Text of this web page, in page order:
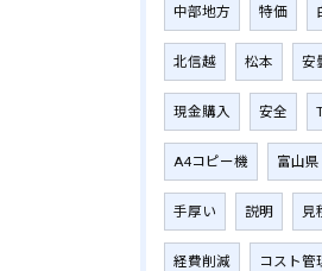
中部地方 特価
北信越 松本 安
現金購入 安全
A4コピー機 富山県
手厚い 説明 見
経費削減 コスト管